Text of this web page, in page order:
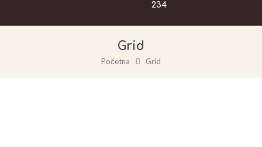
234
Grid
Početna Grid